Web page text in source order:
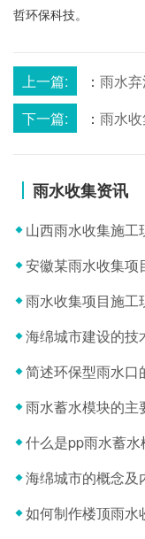
哲环保科技。
上一篇: ： 雨水
下一篇:
： 雨水
雨水收集资讯
山西雨水收集施工
安徽某雨水收集项
雨水收集项目施工
海绵城市建设的技
简述环保型雨水口
雨水蓄水模块的主
什么是pp雨水蓄水
海绵城市的概念及
如何制作楼顶雨水